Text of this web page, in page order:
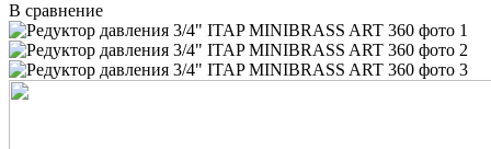
В сравнение